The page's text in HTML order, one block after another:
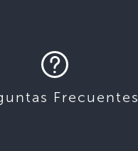
Frecuentes